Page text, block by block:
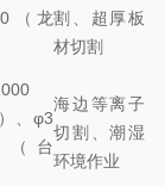
（龙割、超厚板
材切割
、φ3
（台
海边等离子
切割、潮湿
环境作业